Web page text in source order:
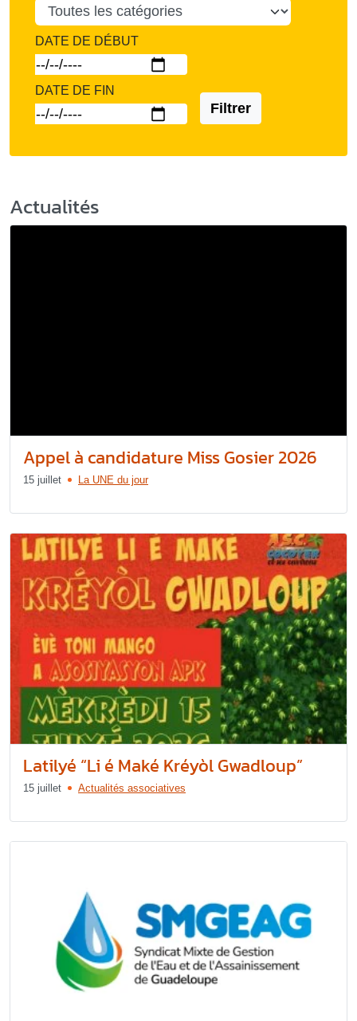
DATE DE DÉBUT
DATE DE FIN
Filtrer
Actualités
Appel à candidature Miss Gosier 2026
15 juillet La UNE du jour
Latilyé “Li é Maké Kréyòl Gwadloup”
15 juillet Actualités associatives